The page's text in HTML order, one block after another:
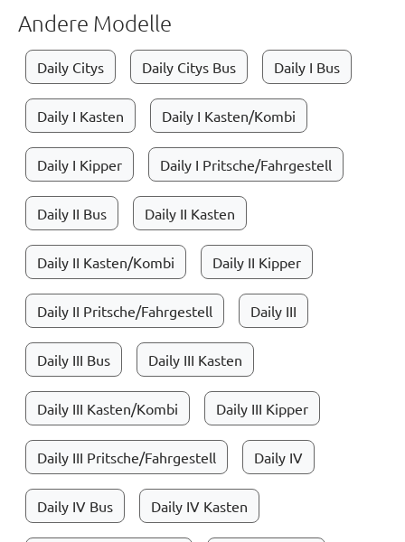
Andere Modelle
Daily Citys Daily Citys Bus Daily I Bus
Daily I Kasten Daily I Kasten/Kombi
Daily I Kipper Daily I Pritsche/Fahrgestell
Daily II Bus Daily II Kasten
Daily II Kasten/Kombi Daily II Kipper
Daily II Pritsche/Fahrgestell Daily III
Daily III Bus Daily III Kasten
Daily III Kasten/Kombi Daily III Kipper
Daily III Pritsche/Fahrgestell Daily IV
Daily IV Bus Daily IV Kasten